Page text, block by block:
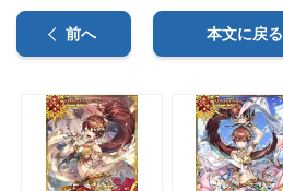
前へ 本文に戻る